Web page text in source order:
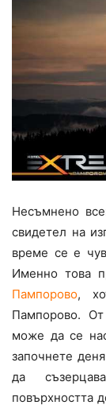
Несъмнено
свидетел на
време се е
Именно това
Пампорово,
Пампорово.
може да се
започнете
да
повърхността